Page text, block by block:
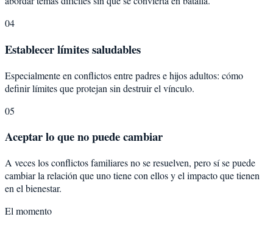
04
Establecer límites saludables
Especialmente en conflictos entre padres e hijos adultos: cómo
definir límites que protejan sin destruir el vínculo.
05
Aceptar lo que no puede cambiar
A veces los conflictos familiares no se resuelven, pero sí se puede
cambiar la relación que uno tiene con ellos y el impacto que tienen
en el bienestar.
El momento